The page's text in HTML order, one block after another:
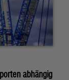
abhängig